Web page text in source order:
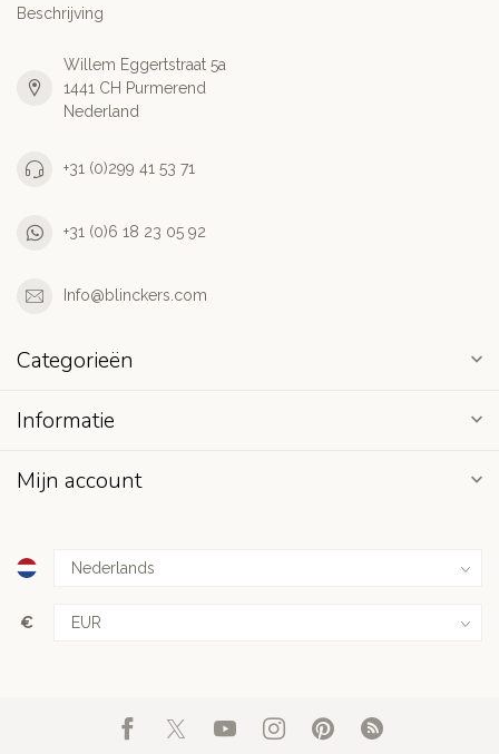
Beschrijving
Willem Eggertstraat 5a
1441 CH Purmerend
Nederland
+31 (0)299 41 53 71
+31 (0)6 18 23 05 92
Info@blinckers.com
Categorieën
Informatie
Mijn account
€